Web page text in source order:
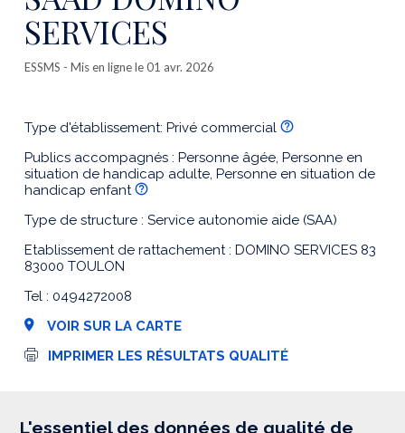
SERVICES
ESSMS - Mis en ligne le 01 avr. 2026
Type d'établissement: Privé commercial
Publics accompagnés : Personne âgée, Personne en
situation de handicap adulte, Personne en situation de
handicap enfant
Type de structure : Service autonomie aide (SAA)
Etablissement de rattachement : DOMINO SERVICES 83
83000 TOULON
Tel : 0494272008
VOIR SUR LA CARTE
I
IMPRIMER LES RÉSULTATS QUALITÉ
L'essentiel des données de qualité de